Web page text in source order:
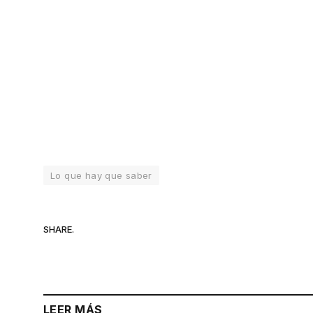
Lo que hay que saber
SHARE.
LEER MÁS